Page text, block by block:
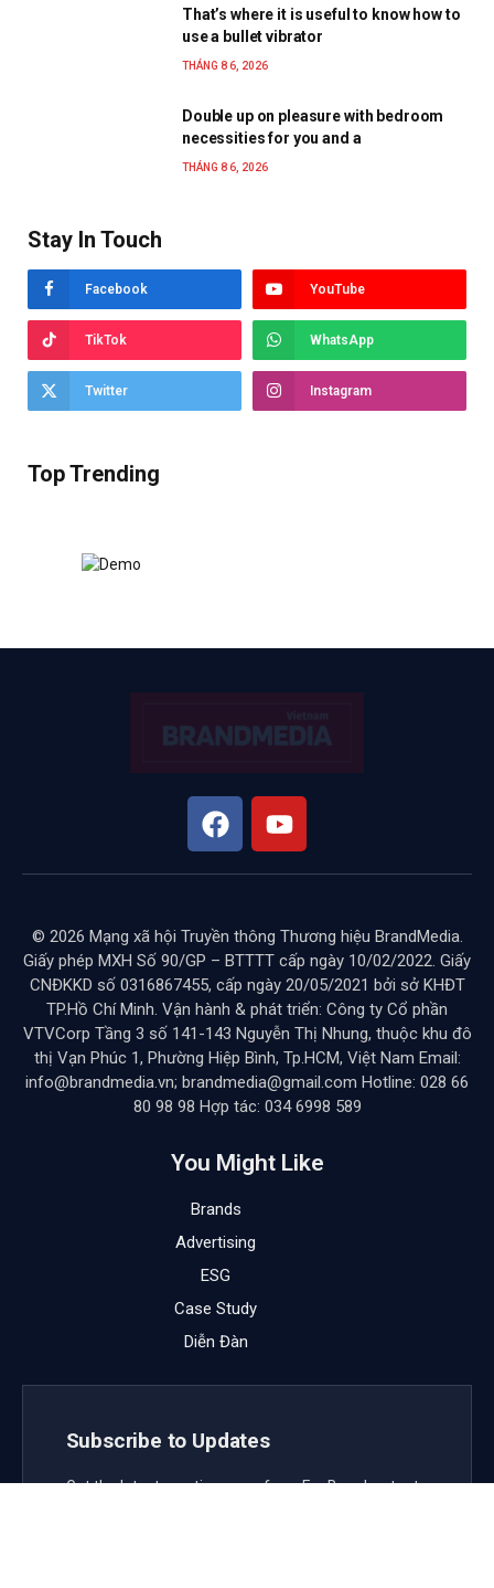
That’s where it is useful to know how to
use a bullet vibrator
THÁNG 8 6, 2026
Double up on pleasure with bedroom
necessities for you and a
THÁNG 8 6, 2026
Stay In Touch
Facebook YouTube
TikTok WhatsApp
Twitter Instagram
Top Trending
© 2026 Mạng xã hội Truyền thông Thương hiệu BrandMedia.
Giấy phép MXH Số 90/GP – BTTTT cấp ngày 10/02/2022. Giấy
CNĐKKD số 0316867455, cấp ngày 20/05/2021 bởi sở KHĐT
TP.Hồ Chí Minh. Vận hành & phát triển: Công ty Cổ phần
VTVCorp Tầng 3 số 141-143 Nguyễn Thị Nhung, thuộc khu đô
thị Vạn Phúc 1, Phường Hiệp Bình, Tp.HCM, Việt Nam Email:
info@brandmedia.vn; brandmedia@gmail.com Hotline: 028 66
80 98 98 Hợp tác: 034 6998 589
You Might Like
Brands
Advertising
ESG
Case Study
Diễn Đàn
Subscribe to Updates
Get the latest creative news from FooBar about art,